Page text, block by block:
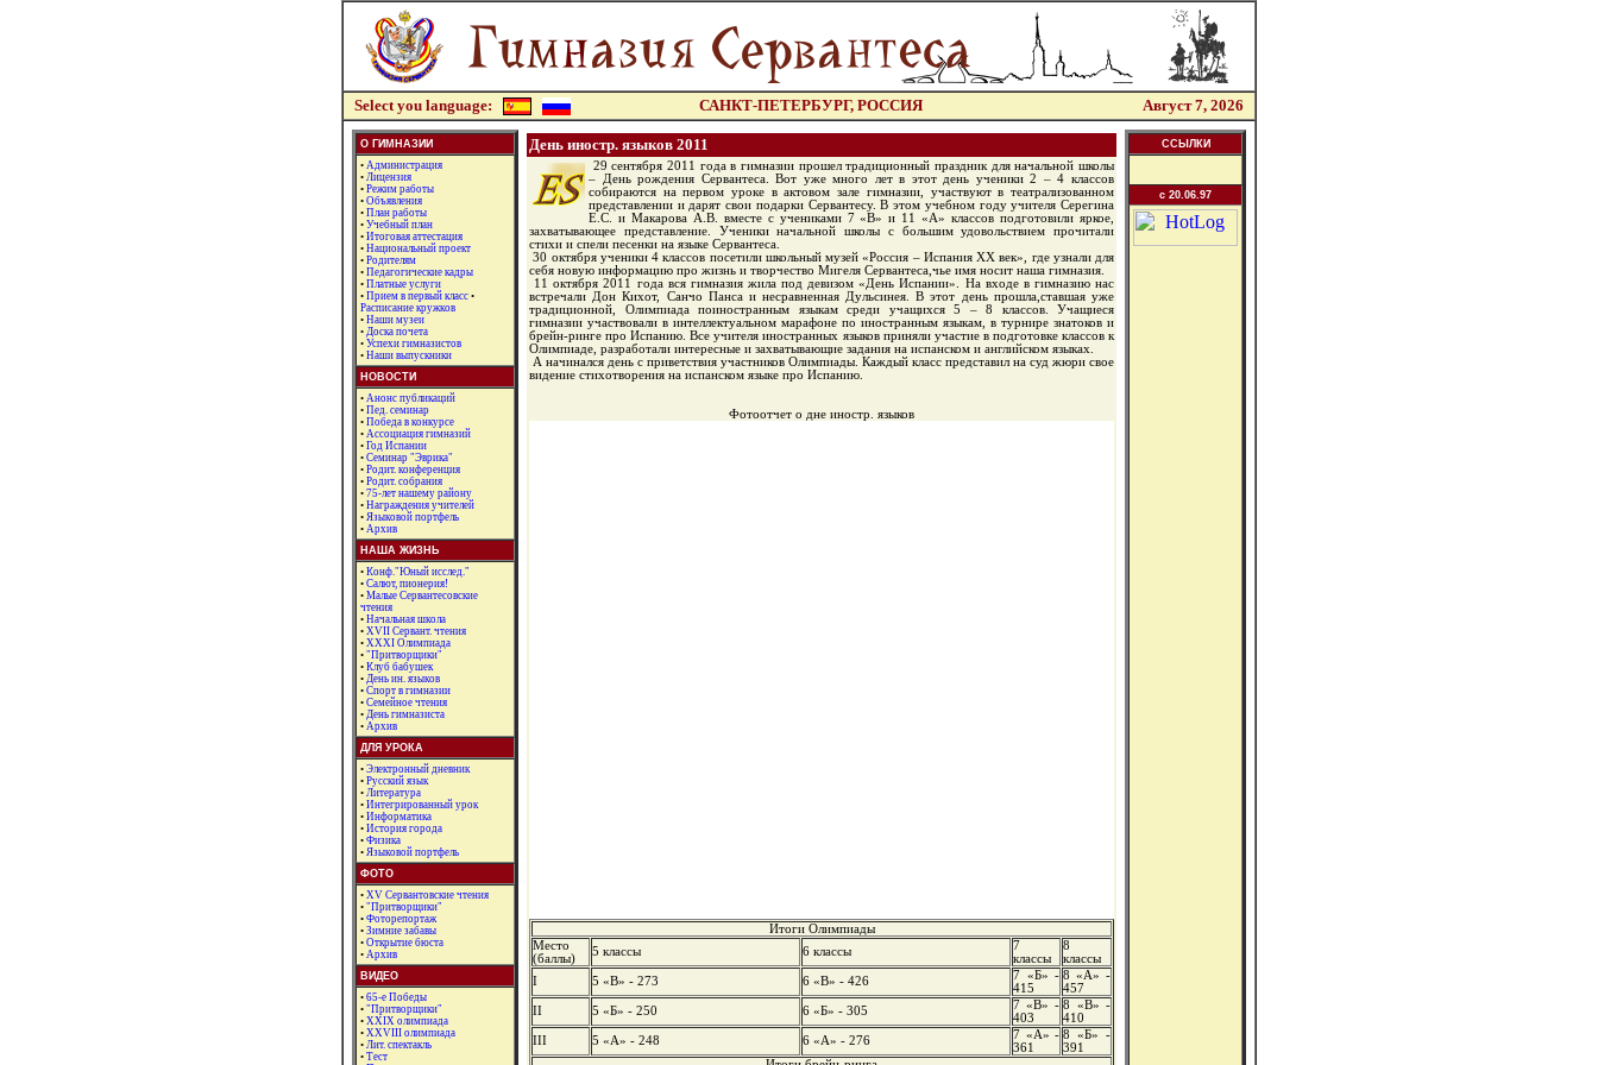
Select you language: САНКТ-ПЕТЕРБУРГ, РОССИЯ Август 7, 2026
О ГИМНАЗИИ
• Администрация
• Лицензия
• Режим работы
• Объявления
• План работы
• Учебный план
• Итоговая аттестация
• Национальный проект
• Родителям
• Педагогические кадры
• Платные услуги
• Прием в первый класс •
Расписание кружков
• Наши музеи
• Доска почета
• Успехи гимназистов
• Наши выпускники
НОВОСТИ
• Анонс публикаций
• Пед. семинар
• Победа в конкурсе
• Ассоциация гимназий
• Год Испании
• Семинар "Эврика"
• Родит. конференция
• Родит. собрания
• 75-лет нашему району
• Награждения учителей
• Языковой портфель
• Архив
НАША ЖИЗНЬ
• Конф."Юный исслед."
• Салют, пионерия!
• Малые Сервантесовские
чтения
• Начальная школа
• XVII Сервант. чтения
• ХХХI Олимпиада
• "Притворщики"
• Клуб бабушек
• День ин. языков
• Спорт в гимназии
• Семейное чтения
• День гимназиста
• Архив
ДЛЯ УРОКА
• Электронный дневник
• Русский язык
• Литература
• Интегрированный урок
• Информатика
• История города
• Физика
• Языковой портфель
ФОТО
• XV Сервантовские чтения
• "Притворщики"
• Фоторепортаж
• Зимние забавы
• Открытие бюста
• Архив
ВИДЕО
• 65-е Победы
• "Притворщики"
• XXIX олимпиада
• XXVIII олимпиада
• Лит. спектакль
• Тест
День иностр. языков 2011
29 сентября 2011 года в гимназии прошел традиционный праздник для начальной школы
– День рождения Сервантеса. Вот уже много лет в этот день ученики 2 – 4 классов
собираются на первом уроке в актовом зале гимназии, участвуют в театрализованном
представлении и дарят свои подарки Сервантесу. В этом учебном году учителя Серегина
Е.С. и Макарова А.В. вместе с учениками 7 «В» и 11 «А» классов подготовили яркое,
захватывающее представление. Ученики начальной школы с большим удовольствием прочитали
стихи и спели песенки на языке Сервантеса.
30 октября ученики 4 классов посетили школьный музей «Россия – Испания ХХ век», где узнали для
себя новую информацию про жизнь и творчество Мигеля Сервантеса,чье имя носит наша гимназия.
11 октября 2011 года вся гимназия жила под девизом «День Испании». На входе в гимназию нас
встречали Дон Кихот, Санчо Панса и несравненная Дульсинея. В этот день прошла,ставшая уже
традиционной, Олимпиада поиностранным языкам среди учащихся 5 – 8 классов. Учащиеся
гимназии участвовали в интеллектуальном марафоне по иностранным языкам, в турнире знатоков и
брейн-ринге про Испанию. Все учителя иностранных языков приняли участие в подготовке классов к
Олимпиаде, разработали интересные и захватывающие задания на испанском и английском языках.
А начинался день с приветствия участников Олимпиады. Каждый класс представил на суд жюри свое
видение стихотворения на испанском языке про Испанию.
Фотоотчет о дне иностр. языков
Итоги Олимпиады
Место
(баллы)
5 классы 6 классы
7
классы
8
классы
I
5 «В» - 273 6 «В» - 426
7 «Б» -
415
8 «А» -
457
II
5 «Б» - 250 6 «Б» - 305
7 «В» -
403
8 «В» -
410
III
5 «А» - 248 6 «А» - 276
7 «А» -
361
8 «Б» -
391
ССЫЛКИ
c 20.06.97